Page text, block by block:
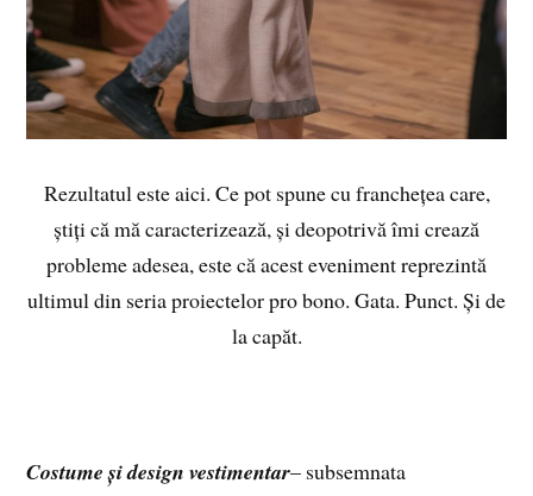
Rezultatul este aici. Ce pot spune cu franchețea care,
știți că mă caracterizează, și deopotrivă îmi crează
probleme adesea, este că acest eveniment reprezintă
ultimul din seria proiectelor pro bono. Gata. Punct. Și de
la capăt.
Costume și design vestimentar– subsemnata